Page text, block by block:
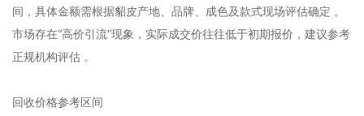
间‌，具体金额需根据貂皮产地、品牌、成色及款式现场评估确定 。
市场存在“高价引流”现象，实际成交价往往低于初期报价，建议参考
正规机构评估 。‌‌
回收价格参考区间